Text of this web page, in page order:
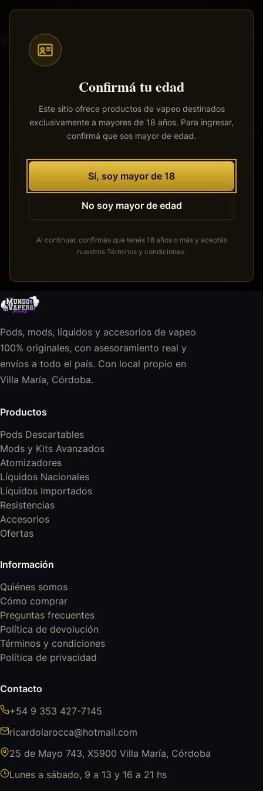
Confirmá tu edad
Este sitio ofrece productos de vapeo destinados
exclusivamente a mayores de 18 años. Para ingresar,
confirmá que sos mayor de edad.
Sí, soy mayor de 18
No soy mayor de edad
Al continuar, confirmás que tenés 18 años o más y aceptás
nuestros Términos y condiciones.
Saltar
contenido
principal
Envíos a todo el país· 100% productos originales
Tenemos grandes proyectos
Se está cocinando algo grande. Nuestra tienda está en
obras y pronto abrirá sus puertas.
Pods, mods, líquidos y accesorios de vapeo
100% originales, con asesoramiento real y
envíos a todo el país. Con local propio en
Villa María, Córdoba.
Productos
Pods Descartables
Mods y Kits Avanzados
Atomizadores
Líquidos Nacionales
Líquidos Importados
Resistencias
Accesorios
Ofertas
Información
Quiénes somos
Cómo comprar
Preguntas frecuentes
Política de devolución
Términos y condiciones
Política de privacidad
Contacto
+54 9 353 427-7145
ricardolarocca@hotmail.com
25 de Mayo 743, X5900 Villa María, Córdoba
Lunes a sábado, 9 a 13 y 16 a 21 hs